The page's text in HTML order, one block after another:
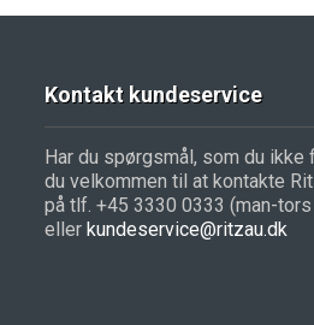
Kontakt kundeservice
Har du spørgsmål, som du ikke
du velkommen til at kontakte
på tlf. +45 3330 0333 (man-
eller kundeservice@ritzau.dk